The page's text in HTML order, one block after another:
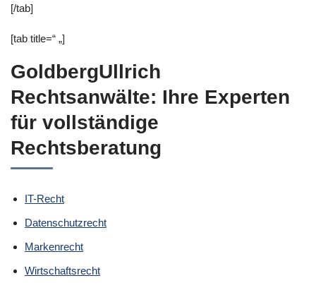
[/tab]
[tab title=“ „]
GoldbergUllrich
Rechtsanwälte: Ihre Experten
für vollständige
Rechtsberatung
IT-Recht
Datenschutzrecht
Markenrecht
Wirtschaftsrecht